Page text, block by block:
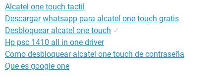
Alcatel one touch tactil
Descargar whatsapp para alcatel one touch gratis
Desbloquear alcatel one touch ✓
Hp psc 1410 all in one driver
Como desbloquear alcatel one touch de contraseña
Que es google one